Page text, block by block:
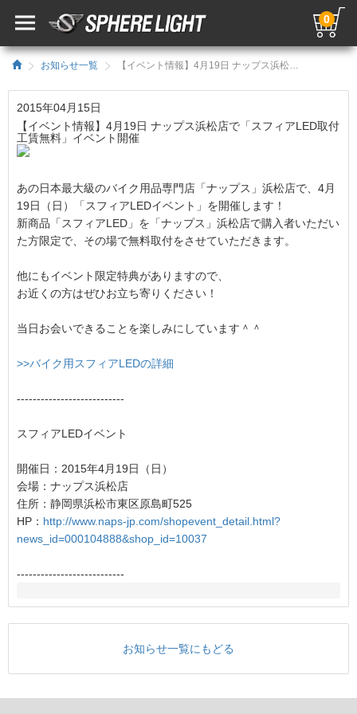
0
お知らせ一覧 【イベント情報】4月19日 ナップス浜松店で「スフィアLED取付工賃無料」イベント開催／HIDキット｜LEDヘッドライト販売のスフィアライト
2015年04月15日
【イベント情報】4月19日 ナップス浜松店で「スフィアLED取付
工賃無料」イベント開催
あの日本最大級のバイク用品専門店「ナップス」浜松店で、4月
19日（日）「スフィアLEDイベント」を開催します！
新商品「スフィアLED」を「ナップス」浜松店で購入者いただい
た方限定で、その場で無料取付をさせていただきます。
他にもイベント限定特典がありますので、
お近くの方はぜひお立ち寄りください！
当日お会いできることを楽しみにしています＾＾
>>バイク用スフィアLEDの詳細
---------------------------
スフィアLEDイベント
開催日：2015年4月19日（日）
会場：ナップス浜松店
住所：静岡県浜松市東区原島町525
HP： http://www.naps-jp.com/shopevent_detail.html?
news_id=000104888&shop_id=10037
---------------------------
お知らせ一覧にもどる